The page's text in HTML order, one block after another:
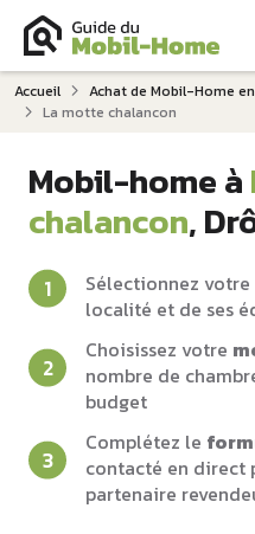
Accueil Achat de Mobil-Home
La motte chalancon
Mobil-home à
chalancon,
Sélectionnez votre
localité et de ses
Choisissez votre
nombre de
budget
Complétez le
contacté en direct
partenaire